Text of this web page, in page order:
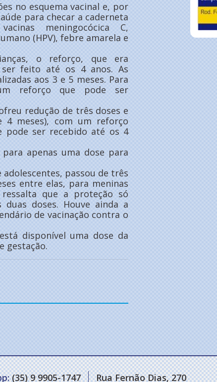
no esquema vacinal e, por
para checar a caderneta
meningocócica C,
(HPV), febre amarela e
o reforço, que era
feito até os 4 anos. As
aos 3 e 5 meses. Para
reforço que pode ser
redução de três doses e
4 meses), com um reforço
pode ser recebido até os 4
apenas uma dose para
adolescentes, passou de três
entre elas, para meninas
que a proteção só
doses. Houve ainda a
de vacinação contra o
disponível uma dose da
gestação.
(35) 9 9905-1747 Rua Fernão Dias, 270